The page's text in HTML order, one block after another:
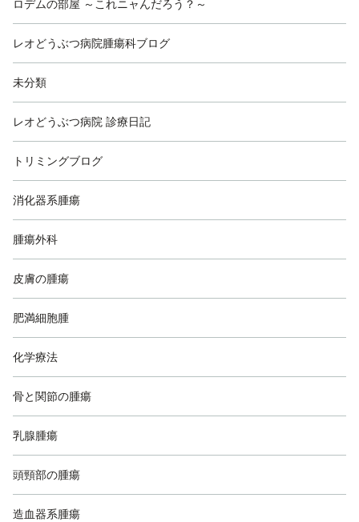
ロデムの部屋 ～これニャんだろう？～
レオどうぶつ病院腫瘍科ブログ
未分類
レオどうぶつ病院 診療日記
トリミングブログ
消化器系腫瘍
腫瘍外科
皮膚の腫瘍
肥満細胞腫
化学療法
骨と関節の腫瘍
乳腺腫瘍
頭頸部の腫瘍
造血器系腫瘍